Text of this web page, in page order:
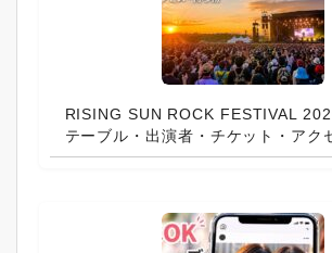
RISING SUN ROCK FESTIVAL
テーブル・出演者・チケット・アク